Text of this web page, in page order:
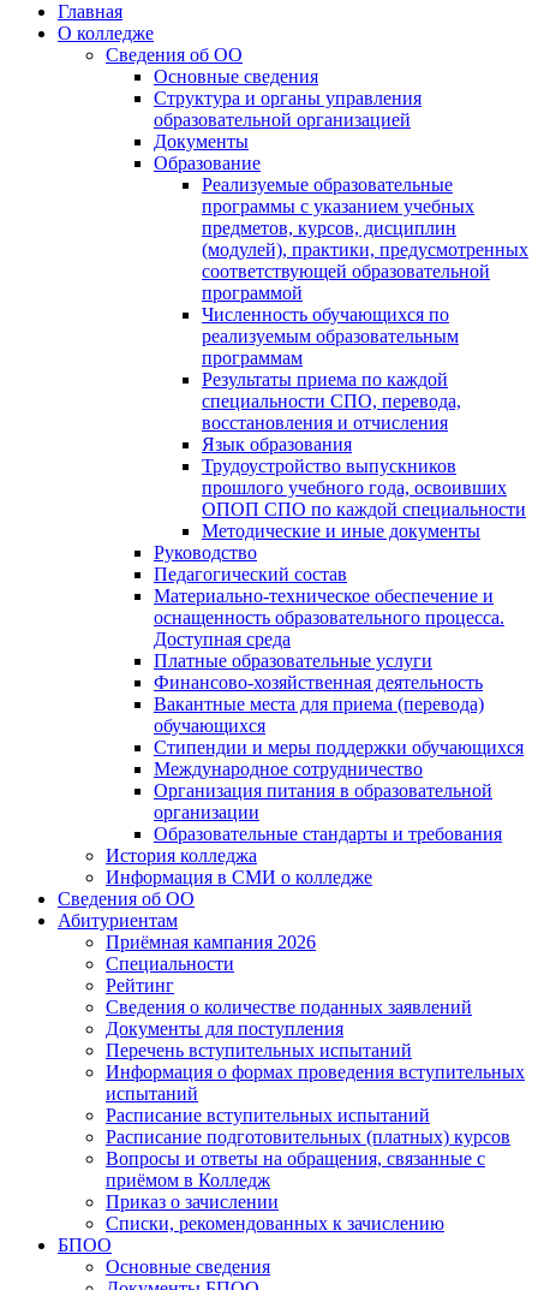
Главная
О колледже
Сведения об ОО
Основные сведения
Структура и органы управления
образовательной организацией
Документы
Образование
Реализуемые образовательные
программы с указанием учебных
предметов, курсов, дисциплин
(модулей), практики, предусмотренных
соответствующей образовательной
программой
Численность обучающихся по
реализуемым образовательным
программам
Результаты приема по каждой
специальности СПО, перевода,
восстановления и отчисления
Язык образования
Трудоустройство выпускников
прошлого учебного года, освоивших
ОПОП СПО по каждой специальности
Методические и иные документы
Руководство
Педагогический состав
Материально-техническое обеспечение и
оснащенность образовательного процесса.
Доступная среда
Платные образовательные услуги
Финансово-хозяйственная деятельность
Вакантные места для приема (перевода)
обучающихся
Стипендии и меры поддержки обучающихся
Международное сотрудничество
Организация питания в образовательной
организации
Образовательные стандарты и требования
История колледжа
Информация в СМИ о колледже
Сведения об ОО
Абитуриентам
Приёмная кампания 2026
Специальности
Рейтинг
Сведения о количестве поданных заявлений
Документы для поступления
Перечень вступительных испытаний
Информация о формах проведения вступительных
испытаний
Расписание вступительных испытаний
Расписание подготовительных (платных) курсов
Вопросы и ответы на обращения, связанные с
приёмом в Колледж
Приказ о зачислении
Списки, рекомендованных к зачислению
БПОО
Основные сведения